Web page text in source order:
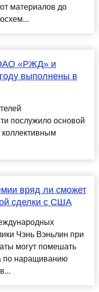
материалов до
«РЖД» и
выполнены в
послужило основой
вряд ли сможет
сделки с США
Чэнь Вэньлин при
могут помешать
по наращиванию